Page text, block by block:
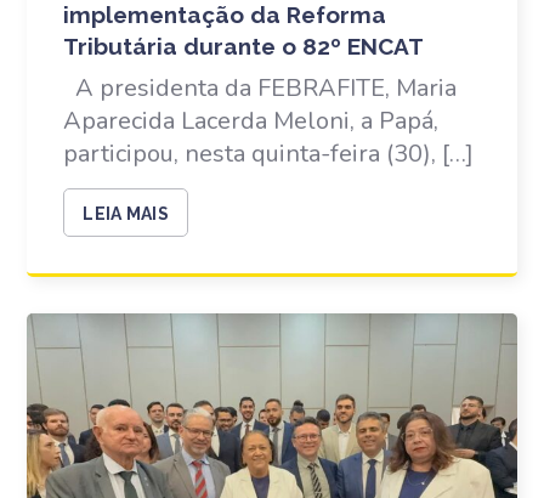
implementação da Reforma
Tributária durante o 82º ENCAT
A presidenta da FEBRAFITE, Maria
Aparecida Lacerda Meloni, a Papá,
participou, nesta quinta-feira (30), […]
LEIA MAIS